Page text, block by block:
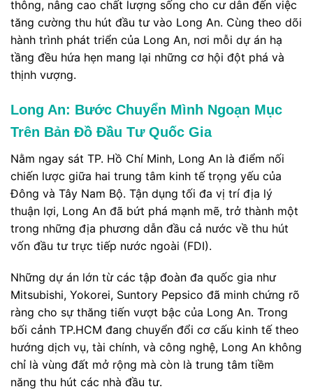
thông, nâng cao chất lượng sống cho cư dân đến việc
tăng cường thu hút đầu tư vào Long An. Cùng theo dõi
hành trình phát triển của Long An, nơi mỗi dự án hạ
tầng đều hứa hẹn mang lại những cơ hội đột phá và
thịnh vượng.
Long An: Bước Chuyển Mình Ngoạn Mục
Trên Bản Đồ Đầu Tư Quốc Gia
Nằm ngay sát TP. Hồ Chí Minh, Long An là điểm nối
chiến lược giữa hai trung tâm kinh tế trọng yếu của
Đông và Tây Nam Bộ. Tận dụng tối đa vị trí địa lý
thuận lợi, Long An đã bứt phá mạnh mẽ, trở thành một
trong những địa phương dẫn đầu cả nước về thu hút
vốn đầu tư trực tiếp nước ngoài (FDI).
Những dự án lớn từ các tập đoàn đa quốc gia như
Mitsubishi, Yokorei, Suntory Pepsico đã minh chứng rõ
ràng cho sự thăng tiến vượt bậc của Long An. Trong
bối cảnh TP.HCM đang chuyển đổi cơ cấu kinh tế theo
hướng dịch vụ, tài chính, và công nghệ, Long An không
chỉ là vùng đất mở rộng mà còn là trung tâm tiềm
năng thu hút các nhà đầu tư.